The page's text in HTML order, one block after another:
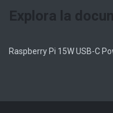
Explora la
Raspberry Pi 15W USB-C